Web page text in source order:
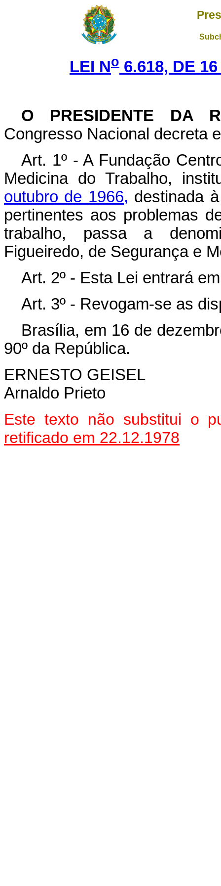
LEI No 6.618, DE
O PRESIDENTE DA
Congresso Nacional decreta
Art. 1º - A Fundação
Medicina do Trabalho,
outubro de 1966, destinada
pertinentes aos problemas
trabalho, passa a
Figueiredo, de Segurança e
Art. 2º - Esta Lei entrará
Art. 3º - Revogam-se as
Brasília, em 16 de
90º da República.
ERNESTO GEISEL
Arnaldo Prieto
Este texto não substitui o
retificado em 22.12.1978